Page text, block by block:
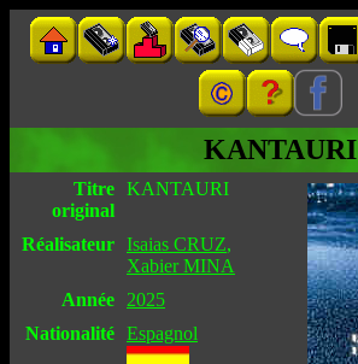
KANTAURI
Titre
original
KANTAURI
Réalisateur Isaias CRUZ,
Xabier MINA
Année
2025
Nationalité Espagnol